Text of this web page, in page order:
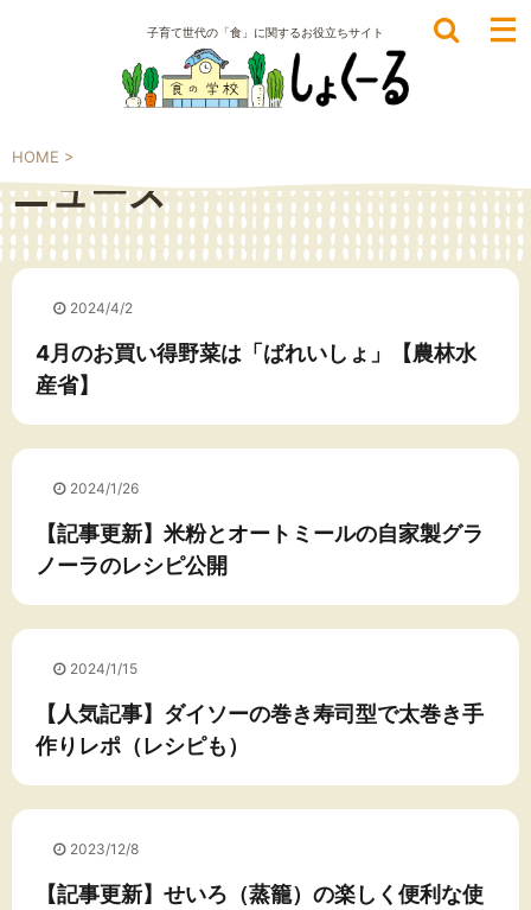
子育て世代の「食」に関するお役立ちサイト
HOME >
ニュース
2024/4/2
4月のお買い得野菜は「ばれいしょ」【農林水
産省】
2024/1/26
【記事更新】米粉とオートミールの自家製グラ
ノーラのレシピ公開
2024/1/15
【人気記事】ダイソーの巻き寿司型で太巻き手
作りレポ（レシピも）
2023/12/8
【記事更新】せいろ（蒸籠）の楽しく便利な使